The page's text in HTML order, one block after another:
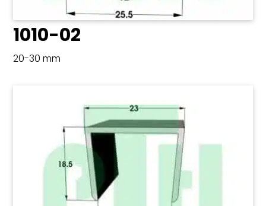
1010-02
20-30 mm